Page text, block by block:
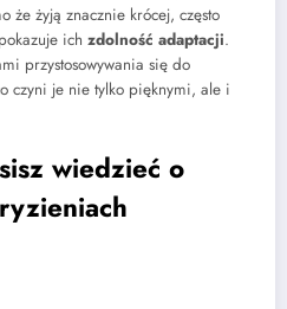
że żyją znacznie krócej, często
ich zdolność adaptacji.
przystosowywania się do
czyni je nie tylko pięknymi, ale i
wiedzieć o